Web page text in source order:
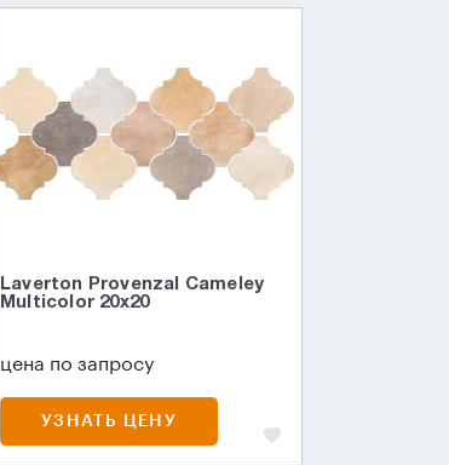
Laverton Provenzal Cameley
Multicolor 20x20
цена по запросу
УЗНАТЬ ЦЕНУ